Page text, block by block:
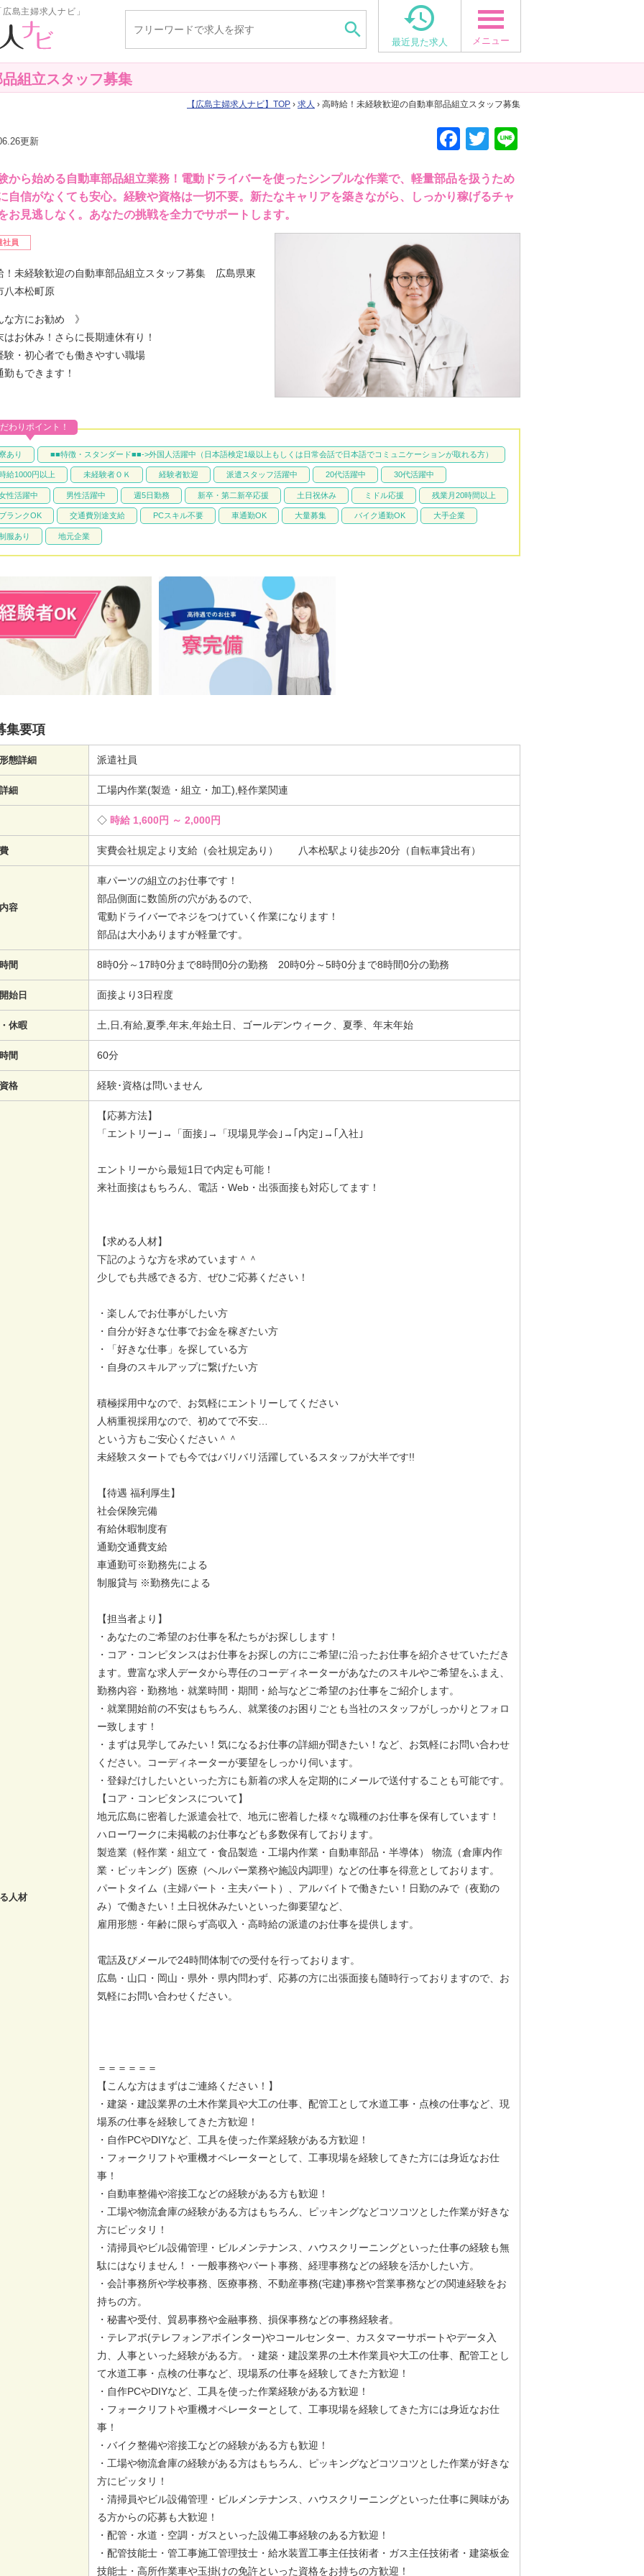
島主婦求人ナビ」
 
最近見た求人 メニュー
組立スタッフ募集
広島主婦求人ナビ TOP › 求人 › 高時給！未経験歓迎の自動車部品組立スタッフ募集
更新
から始める自動車部品組立業務！電動ドライバーを使ったシンプルな作業で、軽量部品を扱うため
自信がなくても安心。経験や資格は一切不要。新たなキャリアを築きながら、しっかり稼げるチャ
お見逃しなく。あなたの挑戦を全力でサポートします。
社員
F
c
e
b
T
tt
er
！未経験歓迎の自動車部品組立スタッフ募集 広島県東
八本松町原
な方にお勧め 》
はお休み！さらに長期連休有り！
験・初心者でも働きやすい職場
勤もできます！
あり ■■特徴・スタンダード■■->外国人活躍中（日本語検定1級以上もしくは日常会話で日本語でコミュニケーションが取れる方）
給1000円以上 未経験者ＯＫ 経験者歓迎 派遣スタッフ活躍中 20代活躍中 30代活躍中
性活躍中 男性活躍中 週5日勤務 新卒・第二新卒応援 土日祝休み ミドル応援 残業月20時間以上
ランクOK 交通費別途支給 PCスキル不要 車通勤OK 大量募集 バイク通勤OK 大手企業
服あり 地元企業
わりポイント！
集要項
態詳細 派遣社員
細 工場内作業(製造・組立・加工),軽作業関連
時給 1,600円 ～ 2,000円
実費会社規定より支給（会社規定あり） 八本松駅より徒歩20分（自転車貸出有）
容
車パーツの組立のお仕事です！
部品側面に数箇所の穴があるので、
電動ドライバーでネジをつけていく作業になります！
部品は大小ありますが軽量です。
間 8時0分～17時0分まで8時間0分の勤務 20時0分～5時0分まで8時間0分の勤務
始日 面接より3日程度
休暇 土,日,有給,夏季,年末,年始土日、ゴールデンウィーク、夏季、年末年始
間 60分
格 経験･資格は問いません
人材
【応募方法】
「エントリー｣→「面接｣→「現場見学会｣→｢内定｣→｢入社｣
エントリーから最短1日で内定も可能！
来社面接はもちろん、電話・Web・出張面接も対応してます！
【求める人材】
下記のような方を求めています＾＾
少しでも共感できる方、ぜひご応募ください！
・楽しんでお仕事がしたい方
・自分が好きな仕事でお金を稼ぎたい方
・「好きな仕事」を探している方
・自身のスキルアップに繋げたい方
積極採用中なので、お気軽にエントリーしてください
人柄重視採用なので、初めてで不安…
という方もご安心ください＾＾
未経験スタートでも今ではバリバリ活躍しているスタッフが大半です!!
【待遇 福利厚生】
社会保険完備
有給休暇制度有
通勤交通費支給
車通勤可※勤務先による
制服貸与 ※勤務先による
【担当者より】
・あなたのご希望のお仕事を私たちがお探しします！
・コア・コンピタンスはお仕事をお探しの方にご希望に沿ったお仕事を紹介させていただき
ます。豊富な求人データから専任のコーディネーターがあなたのスキルやご希望をふまえ、
勤務内容・勤務地・就業時間・期間・給与などご希望のお仕事をご紹介します。
・就業開始前の不安はもちろん、就業後のお困りごとも当社のスタッフがしっかりとフォロ
ー致します！
・まずは見学してみたい！気になるお仕事の詳細が聞きたい！など、お気軽にお問い合わせ
ください。コーディネーターが要望をしっかり伺います。
・登録だけしたいといった方にも新着の求人を定期的にメールで送付することも可能です。
【コア・コンピタンスについて】
地元広島に密着した派遣会社で、地元に密着した様々な職種のお仕事を保有しています！
ハローワークに未掲載のお仕事なども多数保有しております。
製造業（軽作業・組立て・食品製造・工場内作業・自動車部品・半導体） 物流（倉庫内作
業・ピッキング）医療（ヘルパー業務や施設内調理）などの仕事を得意としております。
パートタイム（主婦パート・主夫パート）、アルバイトで働きたい！日勤のみで（夜勤の
み）で働きたい！土日祝休みたいといった御要望など、
雇用形態・年齢に限らず高収入・高時給の派遣のお仕事を提供します。
電話及びメールで24時間体制での受付を行っております。
広島・山口・岡山・県外・県内問わず、応募の方に出張面接も随時行っておりますので、お
気軽にお問い合わせください。
＝＝＝＝＝＝
【こんな方はまずはご連絡ください！】
・建築・建設業界の土木作業員や大工の仕事、配管工として水道工事・点検の仕事など、現
場系の仕事を経験してきた方歓迎！
・自作PCやDIYなど、工具を使った作業経験がある方歓迎！
・フォークリフトや重機オペレーターとして、工事現場を経験してきた方には身近なお仕
事！
・自動車整備や溶接工などの経験がある方も歓迎！
・工場や物流倉庫の経験がある方はもちろん、ピッキングなどコツコツとした作業が好きな
方にピッタリ！
・清掃員やビル設備管理・ビルメンテナンス、ハウスクリーニングといった仕事の経験も無
駄にはなりません！・一般事務やパート事務、経理事務などの経験を活かしたい方。
・会計事務所や学校事務、医療事務、不動産事務(宅建)事務や営業事務などの関連経験をお
持ちの方。
・秘書や受付、貿易事務や金融事務、損保事務などの事務経験者。
・テレアポ(テレフォンアポインター)やコールセンター、カスタマーサポートやデータ入
力、人事といった経験がある方。・建築・建設業界の土木作業員や大工の仕事、配管工とし
て水道工事・点検の仕事など、現場系の仕事を経験してきた方歓迎！
・自作PCやDIYなど、工具を使った作業経験がある方歓迎！
・フォークリフトや重機オペレーターとして、工事現場を経験してきた方には身近なお仕
事！
・バイク整備や溶接工などの経験がある方も歓迎！
・工場や物流倉庫の経験がある方はもちろん、ピッキングなどコツコツとした作業が好きな
方にピッタリ！
・清掃員やビル設備管理・ビルメンテナンス、ハウスクリーニングといった仕事に興味があ
る方からの応募も大歓迎！
・配管・水道・空調・ガスといった設備工事経験のある方歓迎！
・配管技能士・管工事施工管理技士・給水装置工事主任技術者・ガス主任技術者・建築板金
技能士・高所作業車や玉掛けの免許といった資格をお持ちの方歓迎！